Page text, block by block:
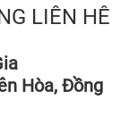
LIÊN HÊ
Hòa, Đồng